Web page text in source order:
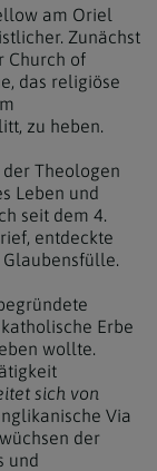
am Oriel
Zunächst
Church of
das religiöse
zu heben.
der Theologen
Leben und
seit dem 4.
entdeckte
Erbe
wollte.
sich von
Via
der
und